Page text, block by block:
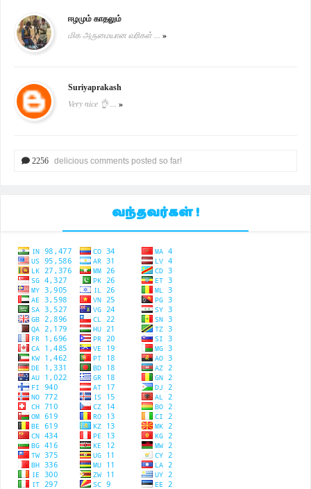
ஈழமும் காதலும்
மிக அருமையான வரிகள் ... »
Suriyaprakash
Very nice 👌 ... »
2256 delicious comments posted so far!
வந்தவர்கள் !